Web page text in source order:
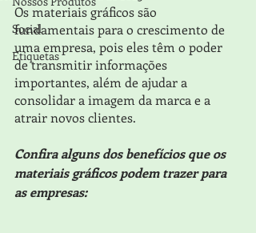
Social
Etiquetas
Os materiais gráficos são
fundamentais para o crescimento de
uma empresa, pois eles têm o poder
de transmitir informações
importantes, além de ajudar a
consolidar a imagem da marca e a
atrair novos clientes.
Confira alguns dos benefícios que os
materiais gráficos podem trazer para
as empresas: